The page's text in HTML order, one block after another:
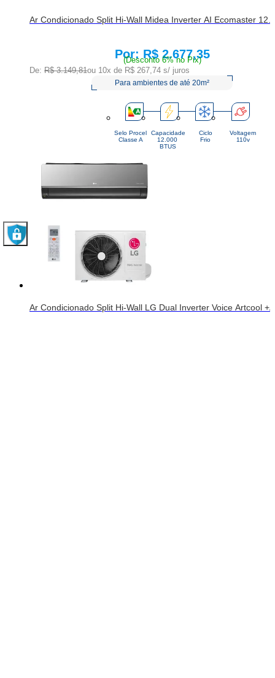
Ar Condicionado Split Hi-Wall Midea Inverter AI Ecomaster
Price:
R$ 2.677,35
(Desconto 6% no Pix)
De: R$ 3.149,81ou 10x de R$ 267,74 s/ juros
Para ambientes de até 20m²
Selo Procel
Classe A
Capacidade
12.000
BTUS
Ciclo
Frio
Voltagem
110v
Ar Condicionado Split Hi-Wall LG Dual Inverter Voice Artcool
R$ 2.465,68
À vista R$ 2.317,74
(Desconto 6%